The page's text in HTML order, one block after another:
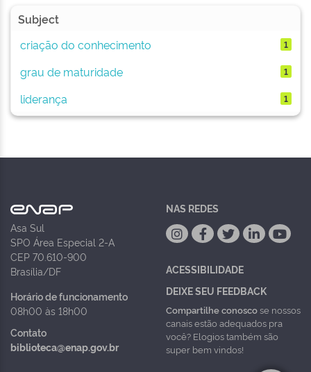
Subject
criação do conhecimento
1
grau de maturidade 1
liderança 1
Asa Sul
SPO Área Especial 2-A
CEP 70.610-900
Brasília/DF
Horário de funcionamento
08h00 às 18h00
Contato
biblioteca@enap.gov.br
NAS REDES
ACESSIBILIDADE
DEIXE SEU FEEDBACK
Compartilhe conoscose nossos
canais estão adequados pra
você? Elogios também são
super bem vindos!